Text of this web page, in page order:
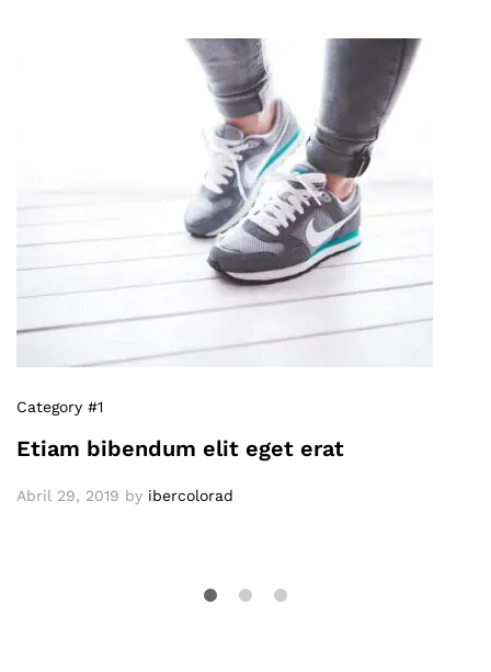
Category #1
Etiam bibendum elit eget erat
Abril 29, 2019 by ibercolorad